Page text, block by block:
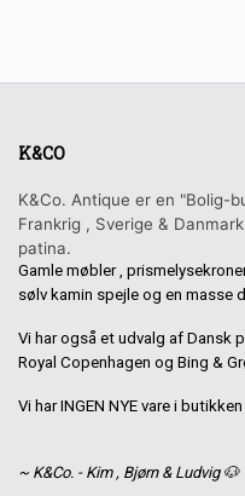
K&CO
K&Co. Antique er en "Bolig-
Frankrig , Sverige &
patina.
Gamle møbler ,
sølv kamin spejle og en masse
Vi har også et udvalg af Dansk
Royal Copenhagen og Bing &
Vi har INGEN NYE vare i
~ K&Co. - Kim , Bjørn & Ludvig 🐶